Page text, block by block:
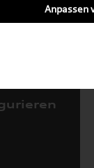
Anpassen